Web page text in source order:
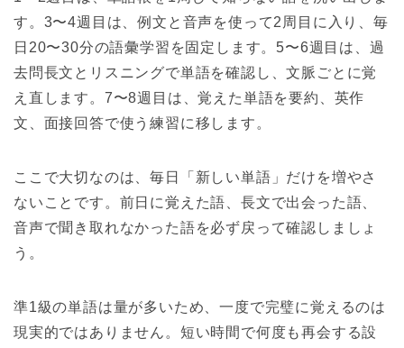
す。3〜4週目は、例文と音声を使って2周目に入り、毎
日20〜30分の語彙学習を固定します。5〜6週目は、過
去問長文とリスニングで単語を確認し、文脈ごとに覚
え直します。7〜8週目は、覚えた単語を要約、英作
文、面接回答で使う練習に移します。
ここで大切なのは、毎日「新しい単語」だけを増やさ
ないことです。前日に覚えた語、長文で出会った語、
音声で聞き取れなかった語を必ず戻って確認しましょ
う。
準1級の単語は量が多いため、一度で完璧に覚えるのは
現実的ではありません。短い時間で何度も再会する設